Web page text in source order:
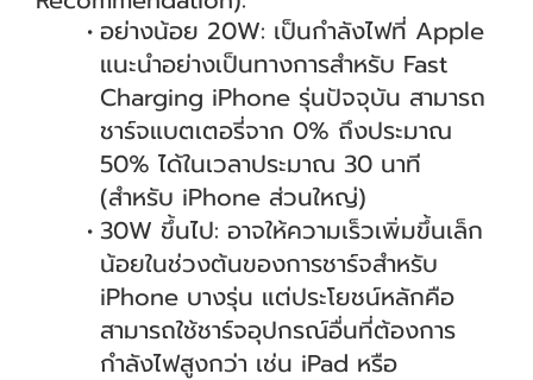
อย่างน้อย 20W: เป็นกำลังไฟที่ Apple
แนะนำอย่างเป็นทางการสำหรับ Fast
Charging iPhone รุ่นปัจจุบัน สามารถ
ชาร์จแบตเตอรี่จาก 0% ถึงประมาณ
50% ได้ในเวลาประมาณ 30 นาที
(สำหรับ iPhone ส่วนใหญ่)
30W ขึ้นไป: อาจให้ความเร็วเพิ่มขึ้นเล็ก
น้อยในช่วงต้นของการชาร์จสำหรับ
iPhone บางรุ่น แต่ประโยชน์หลักคือ
สามารถใช้ชาร์จอุปกรณ์อื่นที่ต้องการ
กำลังไฟสูงกว่า เช่น iPad หรือ